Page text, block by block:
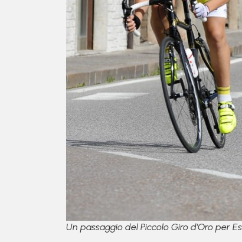
Un passaggio del Piccolo Giro d’Oro per